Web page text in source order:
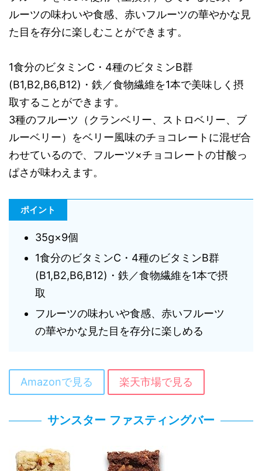
ルーツの味わいや食感、赤いフルーツの華やかな見
た目を存分に楽しむことができます。
1食分のビタミンC・4種のビタミンB群
(B1,B2,B6,B12)・鉄／食物繊維を1本で美味しく摂
取することができます。
3種のフルーツ（クランベリー、ストロベリー、ブ
ルーベリー）をベリー風味のチョコレートに混ぜ合
わせているので、フルーツ×チョコレートの甘酸っ
ぱさが味わえます。
ポイント
35g×9個
1食分のビタミンC・4種のビタミンB群
(B1,B2,B6,B12)・鉄／食物繊維を1本で摂
取
フルーツの味わいや食感、赤いフルーツ
の華やかな見た目を存分に楽しめる
Amazonで見る 楽天市場で見る
サンスター ファスティングバー